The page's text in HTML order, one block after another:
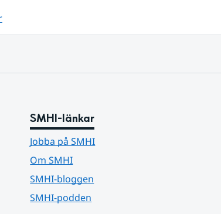
SMHI-länkar
Jobba på SMHI
Om SMHI
SMHI-bloggen
SMHI-podden